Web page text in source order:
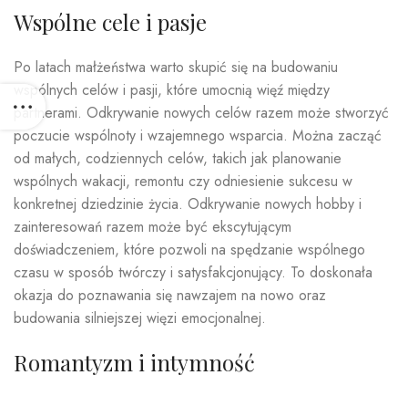
Wspólne cele i pasje
Po latach małżeństwa warto skupić się na budowaniu
wspólnych celów i pasji, które umocnią więź między
partnerami. Odkrywanie nowych celów razem może stworzyć
poczucie wspólnoty i wzajemnego wsparcia. Można zacząć
od małych, codziennych celów, takich jak planowanie
wspólnych wakacji, remontu czy odniesienie sukcesu w
konkretnej dziedzinie życia. Odkrywanie nowych hobby i
zainteresowań razem może być ekscytującym
doświadczeniem, które pozwoli na spędzanie wspólnego
czasu w sposób twórczy i satysfakcjonujący. To doskonała
okazja do poznawania się nawzajem na nowo oraz
budowania silniejszej więzi emocjonalnej.
Romantyzm i intymność